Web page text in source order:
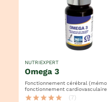
omega 3
NUTRIEXPERT
Fonctionnement cérébral
fonctionnement cardiovasculaire riche en
acides gras oméga 3, epa + dha
star star star star star (7)